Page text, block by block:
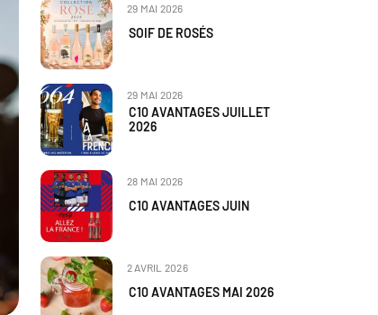
SOIF DE ROSÉS
29 MAI 2026
C10 AVANTAGES JUILLET
2026
29 MAI 2026
C10 AVANTAGES JUIN
28 MAI 2026
C10 AVANTAGES MAI 2026
2 AVRIL 2026